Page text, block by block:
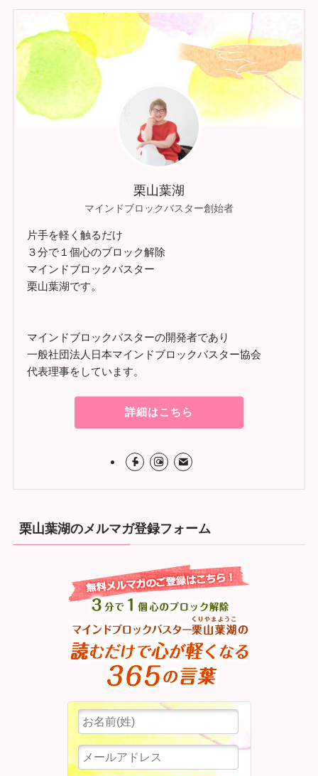
栗山葉湖
マインドブロックバスター創始者
片手を軽く触るだけ
３分で１個心のブロック解除
マインドブロックバスター
栗山葉湖です。
マインドブロックバスターの開発者であり
一般社団法人日本マインドブロックバスター協会
代表理事をしています。
詳細はこちら
栗山葉湖のメルマガ登録フォーム